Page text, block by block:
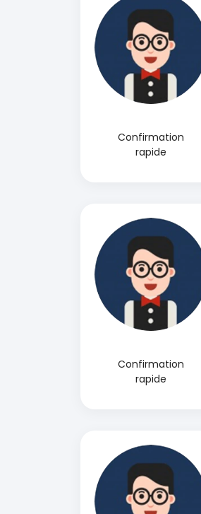
Confirmation
rapide
Confirmation
rapide